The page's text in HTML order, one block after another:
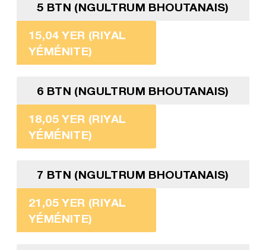
5 BTN (NGULTRUM BHOUTANAIS)
15,04 YER (RIYAL
YÉMÉNITE)
6 BTN (NGULTRUM BHOUTANAIS)
18,05 YER (RIYAL
YÉMÉNITE)
7 BTN (NGULTRUM BHOUTANAIS)
21,05 YER (RIYAL
YÉMÉNITE)